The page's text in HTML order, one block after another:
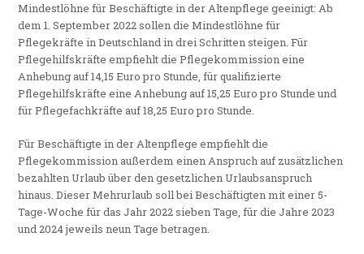
Mindestlöhne für Beschäftigte in der Altenpflege geeinigt: Ab
dem 1. September 2022 sollen die Mindestlöhne für
Pflegekräfte in Deutschland in drei Schritten steigen. Für
Pflegehilfskräfte empfiehlt die Pflegekommission eine
Anhebung auf 14,15 Euro pro Stunde, für qualifizierte
Pflegehilfskräfte eine Anhebung auf 15,25 Euro pro Stunde und
für Pflegefachkräfte auf 18,25 Euro pro Stunde.
Für Beschäftigte in der Altenpflege empfiehlt die
Pflegekommission außerdem einen Anspruch auf zusätzlichen
bezahlten Urlaub über den gesetzlichen Urlaubsanspruch
hinaus. Dieser Mehrurlaub soll bei Beschäftigten mit einer 5-
Tage-Woche für das Jahr 2022 sieben Tage, für die Jahre 2023
und 2024 jeweils neun Tage betragen.